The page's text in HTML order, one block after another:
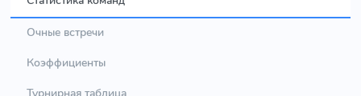
Очные встречи
Коэффициенты
Турнирная таблица